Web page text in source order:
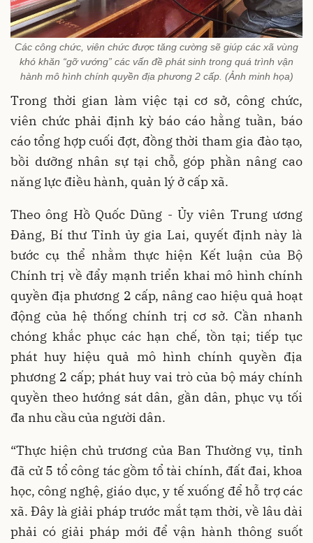
Các công chức, viên chức được tăng cường sẽ giúp các xã vùng
khó khăn “gỡ vướng” các vấn đề phát sinh trong quá trình vận
hành mô hình chính quyền địa phương 2 cấp. (Ảnh minh họa)
Trong thời gian làm việc tại cơ sở, công chức,
viên chức phải định kỳ báo cáo hằng tuần, báo
cáo tổng hợp cuối đợt, đồng thời tham gia đào tạo,
bồi dưỡng nhân sự tại chỗ, góp phần nâng cao
năng lực điều hành, quản lý ở cấp xã.
Theo ông Hồ Quốc Dũng - Ủy viên Trung ương
Đảng, Bí thư Tỉnh ủy gia Lai, quyết định này là
bước cụ thể nhằm thực hiện Kết luận của Bộ
Chính trị về đẩy mạnh triển khai mô hình chính
quyền địa phương 2 cấp, nâng cao hiệu quả hoạt
động của hệ thống chính trị cơ sở. Cần nhanh
chóng khắc phục các hạn chế, tồn tại; tiếp tục
phát huy hiệu quả mô hình chính quyền địa
phương 2 cấp; phát huy vai trò của bộ máy chính
quyền theo hướng sát dân, gần dân, phục vụ tối
đa nhu cầu của người dân.
“Thực hiện chủ trương của Ban Thường vụ, tỉnh
đã cử 5 tổ công tác gồm tổ tài chính, đất đai, khoa
học, công nghệ, giáo dục, y tế xuống để hỗ trợ các
xã. Đây là giải pháp trước mắt tạm thời, về lâu dài
phải có giải pháp mới để vận hành thông suốt